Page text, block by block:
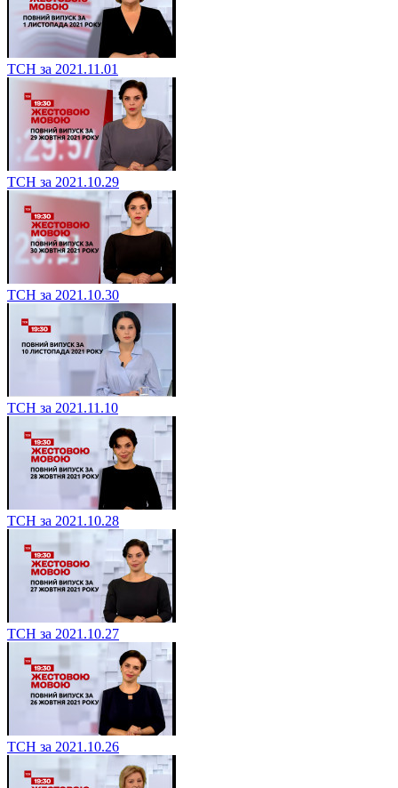
ТСН за 2021.11.01
ТСН за 2021.10.29
ТСН за 2021.10.30
ТСН за 2021.11.10
ТСН за 2021.10.28
ТСН за 2021.10.27
ТСН за 2021.10.26